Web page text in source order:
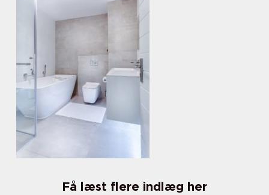
Få læst flere indlæg her